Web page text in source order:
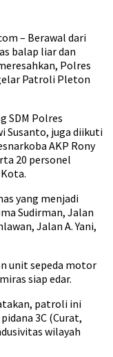
– Berawal dari
balap liar dan
Polres
Patroli Pleton
SDM Polres
Susanto, juga diikuti
AKP Rony
20 personel
yang menjadi
Sudirman, Jalan
Jalan A. Yani,
unit sepeda motor
siap edar.
patroli ini
3C (Curat,
wilayah